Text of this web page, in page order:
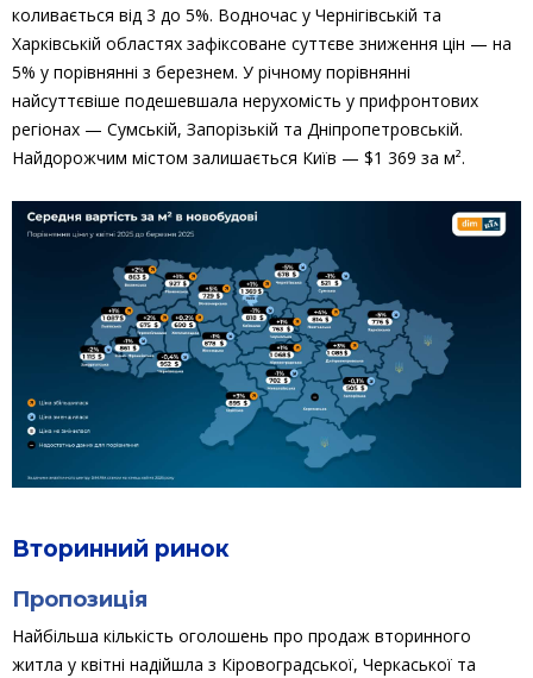
коливається від 3 до 5%. Водночас у Чернігівській та
Харківській областях зафіксоване суттєве зниження цін — на
5% у порівнянні з березнем. У річному порівнянні
найсуттєвіше подешевшала нерухомість у прифронтових
регіонах — Сумській, Запорізькій та Дніпропетровській.
Найдорожчим містом залишається Київ — $1 369 за м².
Вторинний ринок
Пропозиція
Найбільша кількість оголошень про продаж вторинного
житла у квітні надійшла з Кіровоградської, Черкаської та